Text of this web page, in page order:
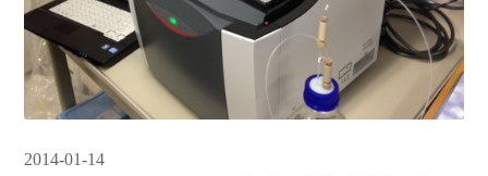
2014-01-14